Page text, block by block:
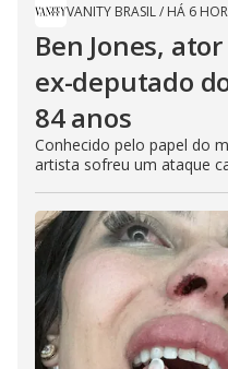
VANITY BRASIL/ HÁ 6
Ben Jones,
ex-deputado
84 anos
Conhecido pelo papel do
artista sofreu um ataque